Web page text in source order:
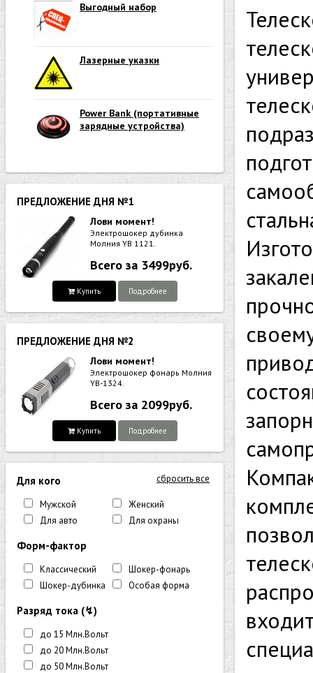
Выгодный набор
Лазерные указки
Power Bank (портативные
зарядные устройства)
ПРЕДЛОЖЕНИЕ ДНЯ №1
Лови момент!
Электрошокер дубинка
Молния YB 1121.
Всего за 3499руб.
Купить Подробнее
ПРЕДЛОЖЕНИЕ ДНЯ №2
Лови момент!
Электрошокер фонарь Молния
YB-1324.
Всего за 2099руб.
Купить Подробнее
сбросить все
Для кого
Мужской
Женский
Для авто
Для охраны
Форм-фактор
Классический
Шокер-фонарь
Шокер-дубинка
Особая форма
Разряд тока (↯)
до 15 Млн.Вольт
до 20 Млн.Вольт
до 50 Млн.Вольт